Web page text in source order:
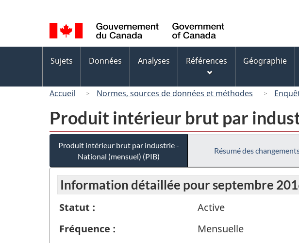
de
la
langue
Canada
des
Sujets Données Analyses Références Géographie
Accueil Normes, sources de données et méthodes
Produit intérieur brut par
Produit intérieur brut par industrie -
National (mensuel) (PIB)
Résumé des
Information détaillée pour septembre
Statut :
Active
Fréquence :
Mensuelle